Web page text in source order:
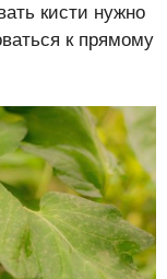
кисти нужно
к прямому